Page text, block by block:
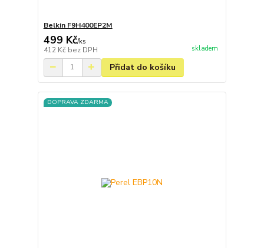
Belkin F9H400EP2M
499 Kč/ks
412 Kč bez DPH skladem
Přidat do košíku
DOPRAVA ZDARMA